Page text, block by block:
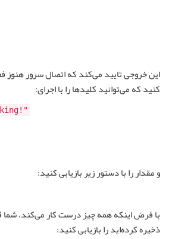
این خروجی تایید می‌کند که اتصال سرور هنوز
کنید که می‌توانید کلیدها را با اجرای:
"!set test "It's working
و مقدار را با دستور زیر بازیابی کنید:
ذخیره کرده‌اید را بازیابی کنید: